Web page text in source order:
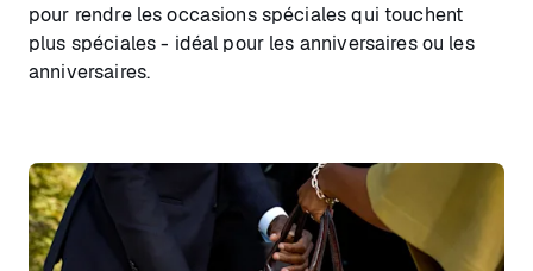
pour rendre les occasions spéciales qui touchent
plus spéciales - idéal pour les anniversaires ou les
anniversaires.